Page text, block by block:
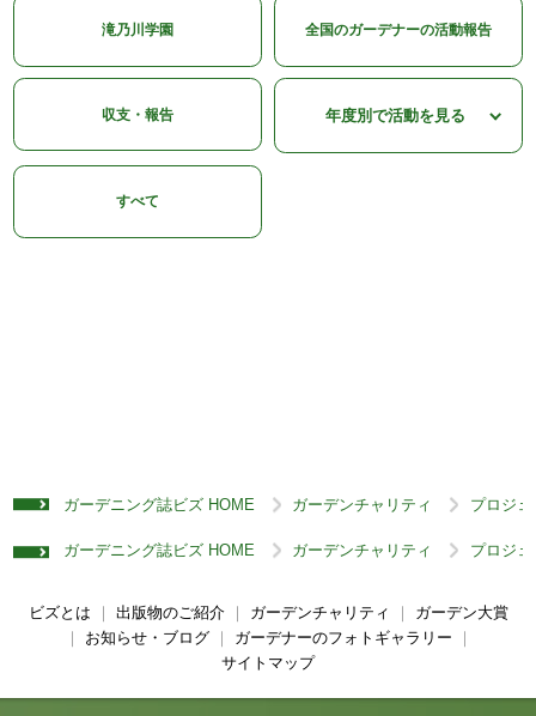
滝乃川学園 全国のガーデナーの活動報告
収支・報告
すべて
ガーデニング誌ビズ HOME > ガーデンチャリティ > プロジ
ガーデニング誌ビズ HOME > ガーデンチャリティ > プロジ
ビズとは 出版物のご紹介｜ ガーデンチャリティ
ガーデン大賞
お知らせ・ブログ｜ ガーデナーのフォトギャラリー
サイトマップ